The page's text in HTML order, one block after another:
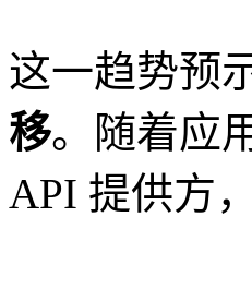
这一趋势预
移。随着应
API 提供方